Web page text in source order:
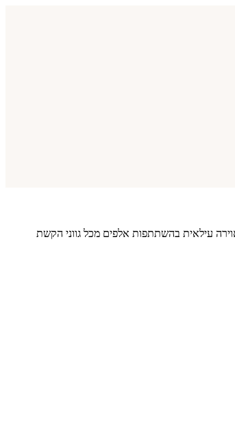
עילאית בהשתתפות אלפים מכל גווני הקשת